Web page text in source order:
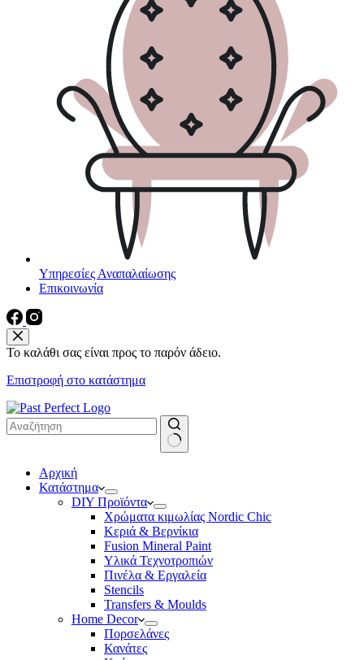
Υπηρεσίες Αναπαλαίωσης
Επικοινωνία
Το καλάθι σας είναι προς το παρόν άδειο.
Επιστροφή στο κατάστημα
results
Αρχική
Κατάστημα
DIY Προϊόντα
Χρώματα κιμωλίας Nordic Chic
Κεριά & Βερνίκια
Fusion Mineral Paint
Υλικά Τεχνοτροπιών
Πινέλα & Εργαλεία
Stencils
Transfers & Moulds
Home Decor
Πορσελάνες
Κανάτες